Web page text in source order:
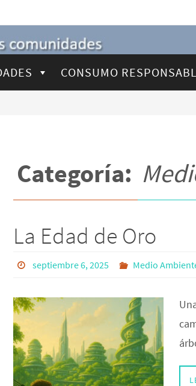
CONSUMO
Categoría:
La Edad de Oro
septiembre 6, 2025 Medio